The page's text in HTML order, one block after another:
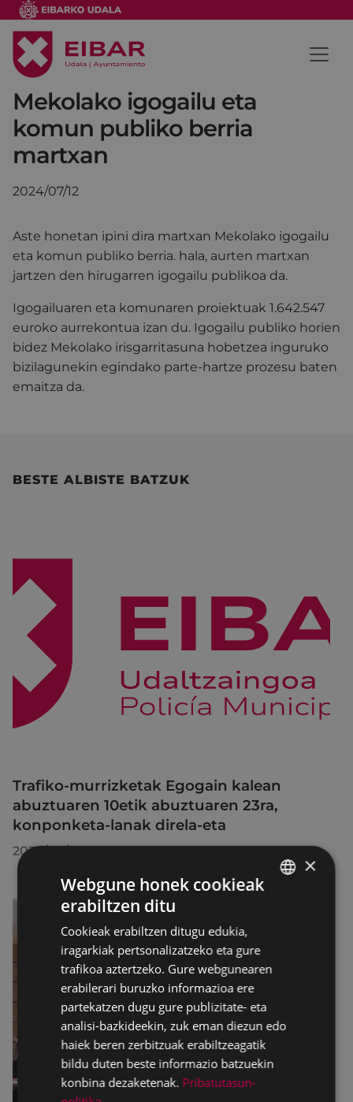
Mekolako igogailu eta
komun publiko berria
martxan
2024/07/12
Aste honetan ipini dira martxan Mekolako igogailu
eta komun publiko berria. hala, aurten martxan
jartzen den hirugarren igogailu publikoa da.
Igogailuaren eta komunaren proiektuak 1.642.547
euroko aurrekontua izan du. Igogailu publiko horien
bidez Mekolako irisgarritasuna hobetzea inguruko
bizilagunekin egindako parte-hartze prozesu baten
emaitza da.
BESTE ALBISTE BATZUK
Trafiko-murrizketak Egogain kalean
abuztuaren 10etik abuztuaren 23ra,
konponketa-lanak direla-eta
2026/07/30
×
Webgune honek cookieak
erabiltzen ditu
Cookieak erabiltzen ditugu edukia,
iragarkiak pertsonalizatzeko eta gure
trafikoa aztertzeko. Gure webgunearen
erabilerari buruzko informazioa ere
partekatzen dugu gure publizitate- eta
analisi-bazkideekin, zuk eman diezun edo
haiek beren zerbitzuak erabiltzeagatik
bildu duten beste informazio batzuekin
konbina dezaketenak. Pribatutasun-